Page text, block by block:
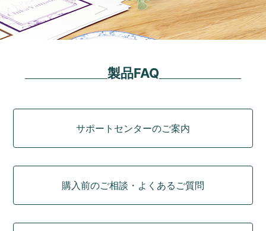
製品FAQ
サポートセンターのご案内
購入前のご相談・よくあるご質問